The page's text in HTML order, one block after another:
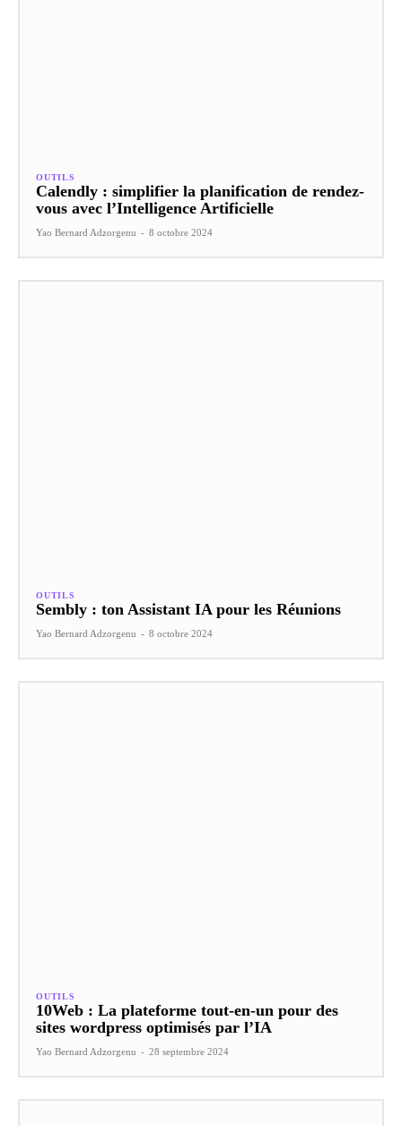
OUTILS
Calendly : simplifier la planification de rendez-
vous avec l’Intelligence Artificielle
Yao Bernard Adzorgenu - 8 octobre 2024
OUTILS
Sembly : ton Assistant IA pour les Réunions
Yao Bernard Adzorgenu - 8 octobre 2024
OUTILS
10Web : La plateforme tout-en-un pour des
sites wordpress optimisés par l’IA
Yao Bernard Adzorgenu - 28 septembre 2024